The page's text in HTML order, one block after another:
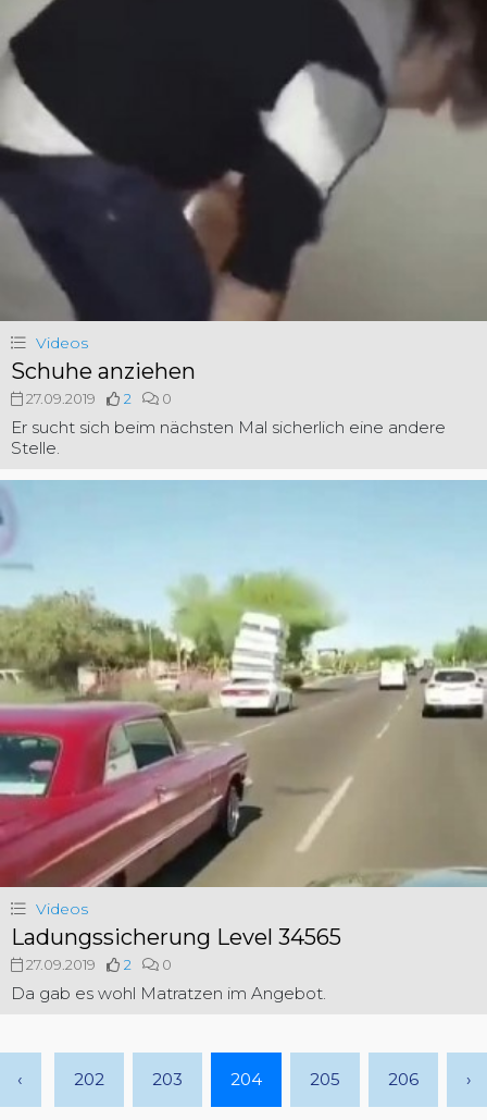
Videos
Schuhe anziehen
27.09.2019 2 0
Er sucht sich beim nächsten Mal sicherlich eine andere
Stelle.
Videos
Ladungssicherung Level 34565
27.09.2019 2 0
Da gab es wohl Matratzen im Angebot.
‹ 202 203 204 205 206 ›